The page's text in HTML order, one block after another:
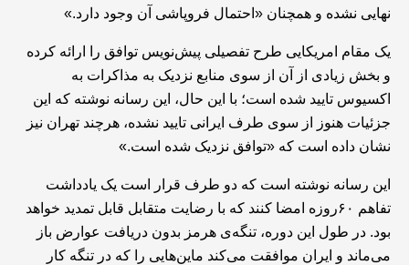
نهایی نشده و همچنان «احتمال فروپاشی آن وجود دارد.»
یک مقام امریکایی طرح تفصیلی پیش‌نویس توافق را ارائه کرده
و بخش زیادی از آن از سوی منابع نزدیک به مذاکرات به
اکسیوس تایید شده است؛ با این حال، این رسانه نوشته که این
جزئیات هنوز از سوی طرف ایرانی تایید نشده، هرچند تهران نیز
نشان داده است که «توافق نزدیک شده است.»
این رسانه نوشته است که دو طرف قرار است یک یادداشت
تفاهم ۶۰روزه امضا کنند که با رضایت متقابل قابل تمدید خواهد
بود. در طول این دوره، تنگه‌ی هرمز بدون دریافت عوارض باز
می‌ماند و ایران موافقت می‌کند ماین‌هایی را که در تنگه کار